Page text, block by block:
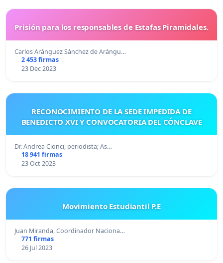
Prisión para los responsables de Estafas Piramidales.
Carlos Aránguez Sánchez de Arángu…
2 453 firmas
23 Dec 2023
RECONOCIMIENTO DE LA SEDE IMPEDIDA DE
BENEDICTO XVI Y CONVOCATORIA DEL CÓNCLAVE
Dr. Andrea Cionci, periodista; As…
18 941 firmas
23 Oct 2023
Movimiento Estudiantil P.E
Juan Miranda, Coordinador Naciona…
771 firmas
26 Jul 2023